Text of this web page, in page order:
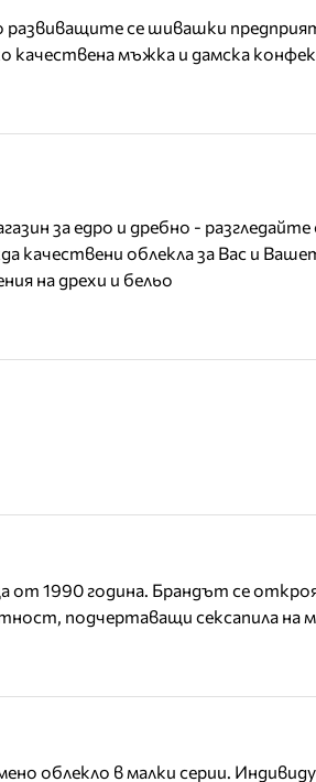
се шивашки
качествена мъжка и дамска
за едро и дребно - разгледайте
качествени облекла за Вас и
на дрехи и бельо
от 1990 година. Брандът се
подчертаващи сексапила на
облекло в малки серии.